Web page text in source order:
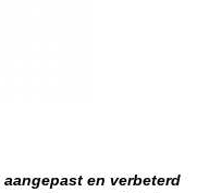
en verbeterd